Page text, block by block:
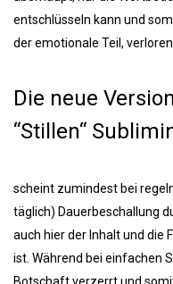
entschlüsseln kann und
der emotionale Teil,
Die neue
“Stillen“
scheint zumindest bei
täglich) Dauerbeschallung
auch hier der Inhalt und die
ist. Während bei einfachen